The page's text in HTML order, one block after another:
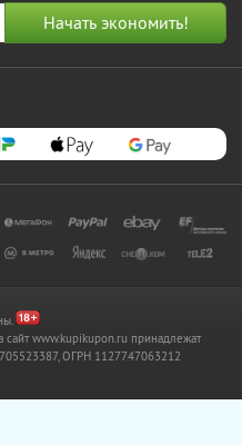
сайт www.kupikupon.ru принадлежат
ОГРН 1127747063212